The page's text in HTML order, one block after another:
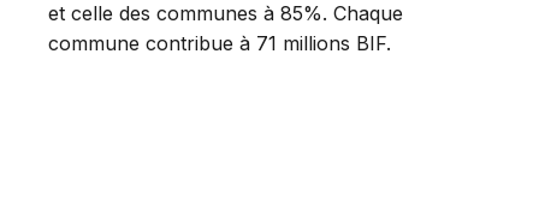
et celle des communes à 85%. Chaque
commune contribue à 71 millions BIF.